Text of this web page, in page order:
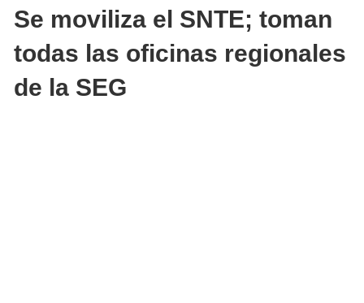
Se moviliza el SNTE; toman
todas las oficinas regionales
de la SEG